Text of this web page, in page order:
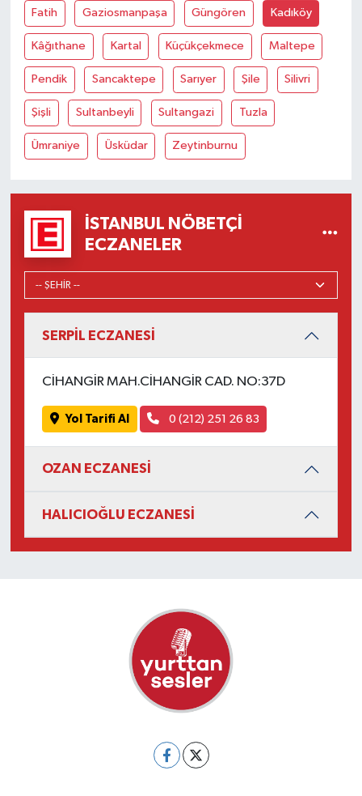
Fatih Gaziosmanpaşa Güngören Kadıköy
Kâğıthane Kartal Küçükçekmece Maltepe
Pendik Sancaktepe Sarıyer Şile Silivri
Şişli Sultanbeyli Sultangazi Tuzla
Ümraniye Üsküdar Zeytinburnu
İSTANBUL NÖBETÇI
ECZANELER
SERPİL ECZANESİ
CİHANGİR MAH.CİHANGİR CAD. NO:37D
Yol Tarifi Al 0 (212) 251 26 83
OZAN ECZANESİ
HALICIOĞLU ECZANESİ